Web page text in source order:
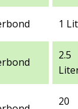
1
2.5
20